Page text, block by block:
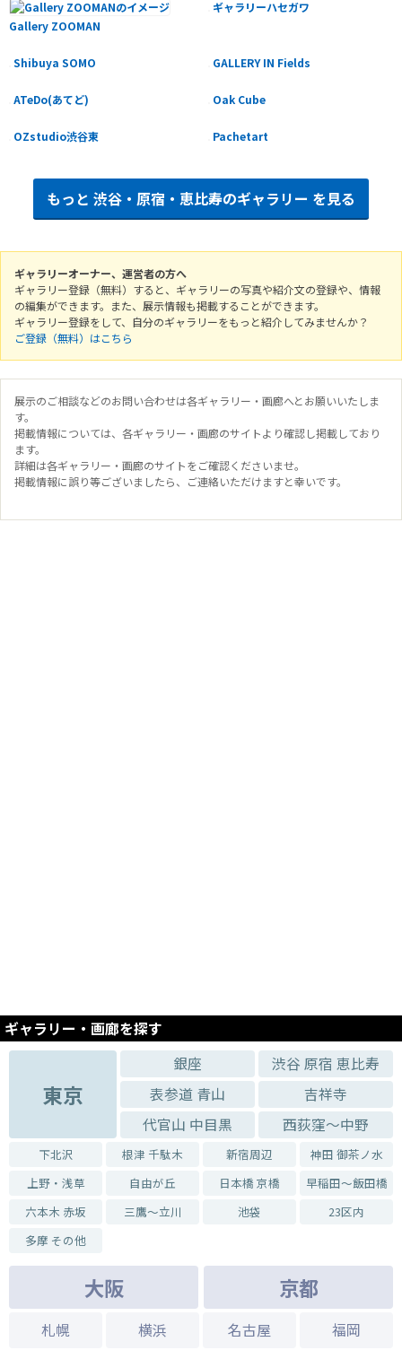
Gallery ZOOMAN
ギャラリーハセガワ
Shibuya SOMO GALLERY IN Fields
ATeDo(あてど) Oak Cube
OZstudio渋谷東 Pachetart
もっと 渋谷・原宿・恵比寿のギャラリー を見る
ギャラリーオーナー、運営者の方へ
ギャラリー登録（無料）すると、ギャラリーの写真や紹介文の登録や、情報
の編集ができます。また、展示情報も掲載することができます。
ギャラリー登録をして、自分のギャラリーをもっと紹介してみませんか？
ご登録（無料）はこちら
展示のご相談などのお問い合わせは各ギャラリー・画廊へとお願いいたしま
す。
掲載情報については、各ギャラリー・画廊のサイトより確認し掲載しており
ます。
詳細は各ギャラリー・画廊のサイトをご確認くださいませ。
掲載情報に誤り等ございましたら、ご連絡いただけますと幸いです。
ギャラリー・画廊を探す
東京
銀座
渋谷 原宿 恵比寿
表参道 青山
吉祥寺
代官山 中目黒
西荻窪～中野
下北沢 根津 千駄木 新宿周辺
神田 御茶ノ水
上野・浅草
自由が丘 日本橋 京橋
早稲田～飯田橋
六本木 赤坂
三鷹～立川 池袋
23区内
多摩 その他
大阪 京都
札幌 横浜 名古屋 福岡